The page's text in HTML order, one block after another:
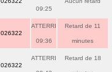
09:25
026322
ATTERRI
09:36
Retard de 11
minutes
026322
ATTERRI Retard de 18